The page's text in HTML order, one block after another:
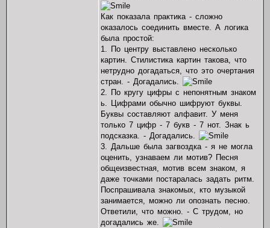
Как показала практика - сложно
оказалось соединить вместе. А логика
была простой:
1. По центру выставлено несколько
картин. Стилистика картин такова, что
нетрудно догадаться, что это очертания
стран. - Догадались.
2. По кругу цифры с непонятным знаком
ь. Цифрами обычно шифруют буквы.
Буквы составляют алфавит. У меня
только 7 цифр - 7 букв - 7 нот. Знак ь
подсказка. - Догадались.
3. Дальше была загвоздка - я не могла
оценить, узнаваем ли мотив? Песня
общеизвестная, мотив всем знаком, я
даже точками постаралась задать ритм.
Поспрашивала знакомых, кто музыкой
занимается, можно ли опознать песню.
Ответили, что можно. - С трудом, но
догадались же.